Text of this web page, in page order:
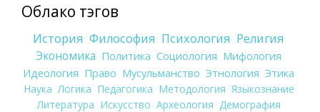
Облако тэгов
История Философия Психология Религия
Экономика Политика Социология Мифология
Идеология Право Мусульманство Этнология Этика
Наука Логика Педагогика Методология Языкознание
Литература Искусство Археология Демография